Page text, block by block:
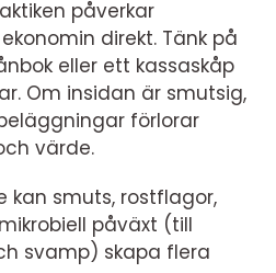
påverkar
direkt. Tänk på
eller ett kassaskåp
Om insidan är smutsig,
förlorar
värde.
kan smuts, rostflagor,
påväxt (till
svamp) skapa flera